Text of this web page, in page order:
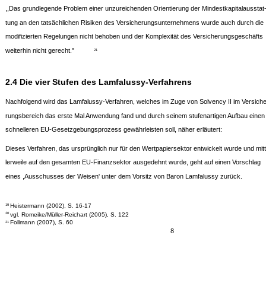
8
,,Das grundlegende Problem einer unzureichenden Orientierung der Mindestkapitalausstat-
tung an den tatsächlichen Risiken des Versicherungsunternehmens wurde auch durch die
modifizierten Regelungen nicht behoben und der Komplexität des Versicherungsgeschäfts
weiterhin nicht gerecht." 21
2.4 Die vier Stufen des Lamfalussy-Verfahrens
Nachfolgend wird das Lamfalussy-Verfahren, welches im Zuge von Solvency II im
rungsbereich das erste Mal Anwendung fand und durch seinem stufenartigen Aufbau einen
schnelleren EU-Gesetzgebungsprozess gewährleisten soll, näher erläutert:
Dieses Verfahren, das ursprünglich nur für den Wertpapiersektor entwickelt wurde und
lerweile auf den gesamten EU-Finanzsektor ausgedehnt wurde, geht auf einen Vorschlag
eines ,Ausschusses der Weisen' unter dem Vorsitz von Baron Lamfalussy zurück.
19 Heistermann (2002), S. 16-17
20 vgl. Romeike/Müller-Reichart (2005), S. 122
21 Follmann (2007), S. 60